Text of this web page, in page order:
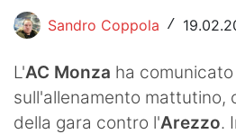
Volley
Hockey
Altri sport
Sandro Coppola /
L'AC Monza ha
sull'allenamento mattutino,
della gara contro l'Arezzo.